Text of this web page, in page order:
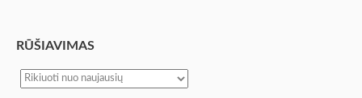
RŪŠIAVIMAS